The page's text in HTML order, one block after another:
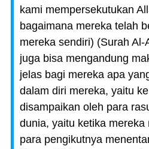
kami mempersekutukan
bagaimana mereka telah
mereka sendiri) (Surah
juga bisa mengandung
jelas bagi mereka apa
dalam diri mereka, yaitu
disampaikan oleh para
dunia, yaitu ketika
para pengikutnya